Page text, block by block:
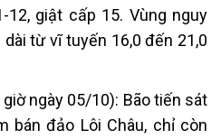
giật cấp 15. Vùng nguy
từ vĩ tuyến 16,0 đến 21,0
ngày 05/10): Bão tiến sát
bán đảo Lôi Châu, chỉ còn